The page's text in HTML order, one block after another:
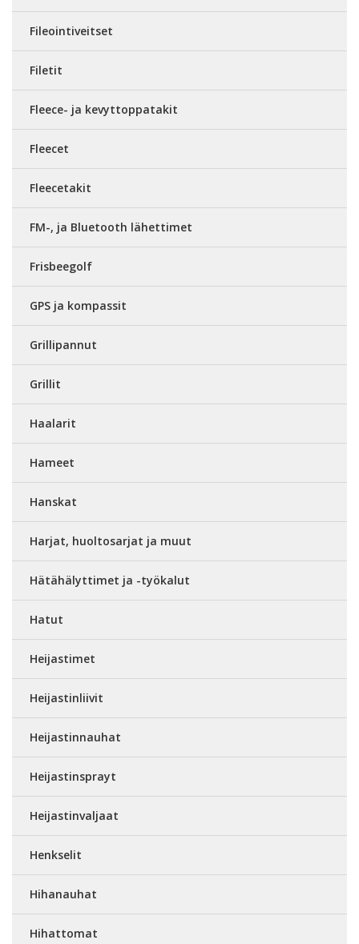
Fileointiveitset
Filetit
Fleece- ja kevyttoppatakit
Fleecet
Fleecetakit
FM-, ja Bluetooth lähettimet
Frisbeegolf
GPS ja kompassit
Grillipannut
Grillit
Haalarit
Hameet
Hanskat
Harjat, huoltosarjat ja muut
Hätähälyttimet ja -työkalut
Hatut
Heijastimet
Heijastinliivit
Heijastinnauhat
Heijastinsprayt
Heijastinvaljaat
Henkselit
Hihanauhat
Hihattomat